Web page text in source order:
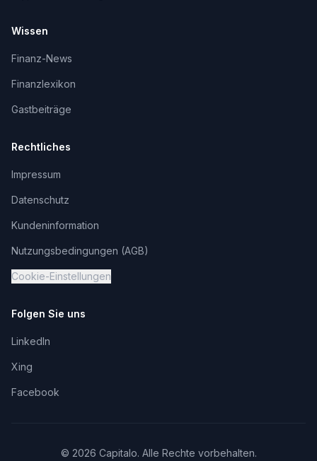
Wissen
Finanz-News
Finanzlexikon
Gastbeiträge
Rechtliches
Impressum
Datenschutz
Kundeninformation
Nutzungsbedingungen (AGB)
Cookie-Einstellungen
Folgen Sie uns
LinkedIn
Xing
Facebook
© 2026 Capitalo. Alle Rechte vorbehalten.